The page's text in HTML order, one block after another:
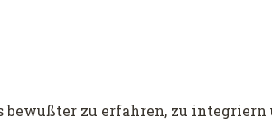
bewußter zu erfahren, zu